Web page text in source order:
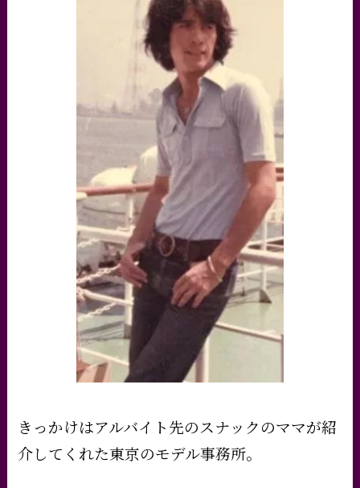
きっかけはアルバイト先のスナックのママが紹
介してくれた東京のモデル事務所。